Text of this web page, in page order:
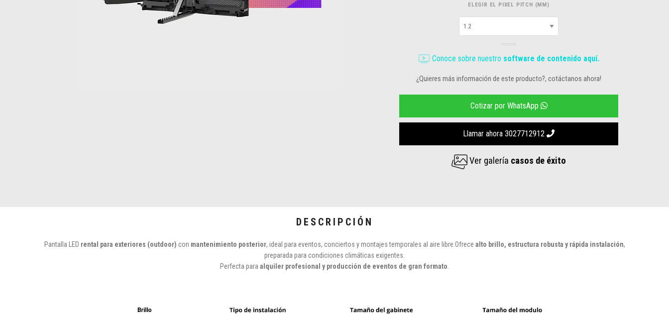
ELEGIR EL PIXEL PITCH (MM)
Conoce sobre nuestro software de contenido aquí.
¿Quieres más información de este producto?, cotáctanos ahora!
Cotizar por WhatsApp
Llamar ahora 3027712912
Ver galería casos de éxito
DESCRIPCIÓN
Pantalla LED rental para exteriores (outdoor) con mantenimiento posterior, ideal para eventos, conciertos y montajes temporales al aire libre.Ofrece alto brillo, estructura robusta y rápida instalación,
preparada para condiciones climáticas exigentes.
Perfecta para alquiler profesional y producción de eventos de gran formato.